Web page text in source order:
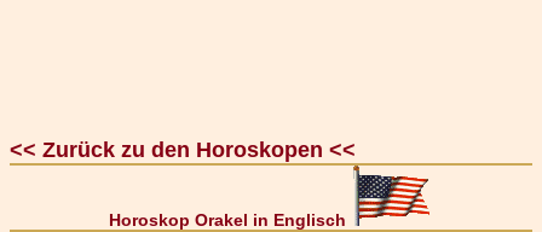
<< Zurück zu den Horoskopen <<
Horoskop Orakel in Englisch